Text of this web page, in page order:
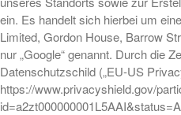
ein. Es handelt sich hierbei um
Limited, Gordon House, Barrow
nur „Google“ genannt. Durch die
Datenschutzschild („EU-US
https://www.privacyshield.gov/